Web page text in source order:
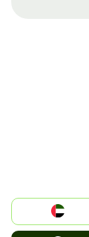
الإمارات العربية المتحدة